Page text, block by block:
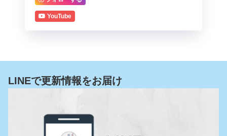
YouTube
LINEで更新情報をお届け